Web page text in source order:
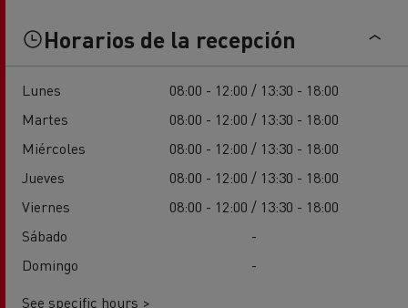
Horarios de la recepción
Lunes
08:00 - 12:00 / 13:30 - 18:00
Martes
08:00 - 12:00 / 13:30 - 18:00
Miércoles
08:00 - 12:00 / 13:30 - 18:00
Jueves
08:00 - 12:00 / 13:30 - 18:00
Viernes
08:00 - 12:00 / 13:30 - 18:00
Sábado
-
Domingo
-
See specific hours >